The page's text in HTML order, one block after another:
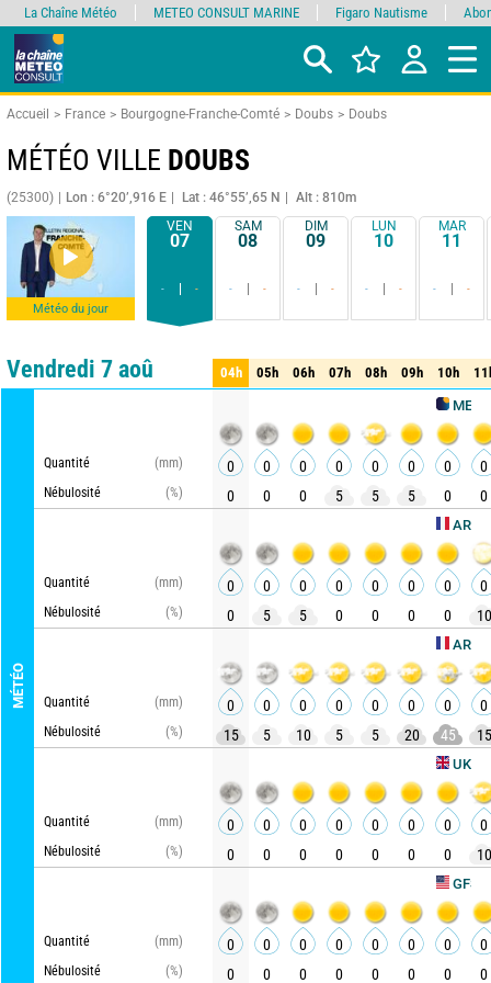
Accueil France Bourgogne-Franche-Comté Doubs Doubs
MÉTÉO VILLE DOUBS
(25300) Lon : 6°20’,916 E Lat : 46°55’,65 N Alt : 810m
Météo du jour
VEN
07
- -
SAM
08
- -
DIM
09
- -
LUN
10
- -
MAR
11
- -
Comparateur détaillé synthétique
Vendredi 7 aoû
MÉTÉO
METEO
Quantité
(mm)
Nébulosité
(%)
AROME HD
Quantité
(mm)
Nébulosité
(%)
ARPEGE
Quantité
(mm)
Nébulosité
(%)
UKMO
Quantité
(mm)
Nébulosité
(%)
Quantité
(mm)
Nébulosité
(%)
04h 05h 06h 07h 08h 09h 10h
04h 05h 06h 07h 08h 09h 10h
0 0 0 0 0 0 0
0
0
0 0 5 5 5 0 0
0 0 0 0 0 0 0
0
0
5 5 0 0 0 0 10
0 0 0 0 0 0 0
0
15
5 10 5 5 20 45 15
0 0 0 0 0 0 0
0
0
0 0 0 0 0 0 10
0 0 0 0 0 0 0
0
0
0 0 0 0 0 0 0
La Chaîne Météo METEO CONSULT MARINE Figaro Nautisme